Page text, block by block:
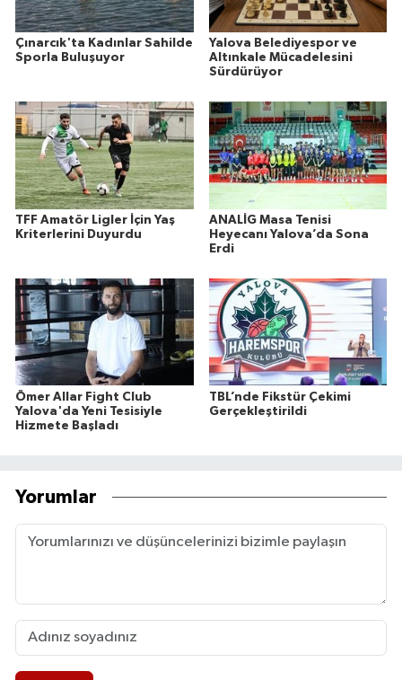
Çınarcık'ta Kadınlar Sahilde
Sporla Buluşuyor
Yalova Belediyespor ve
Altınkale Mücadelesini
Sürdürüyor
TFF Amatör Ligler İçin Yaş
Kriterlerini Duyurdu
ANALİG Masa Tenisi
Heyecanı Yalova’da Sona
Erdi
Ömer Allar Fight Club
Yalova'da Yeni Tesisiyle
Hizmete Başladı
TBL’nde Fikstür Çekimi
Gerçekleştirildi
Yorumlar